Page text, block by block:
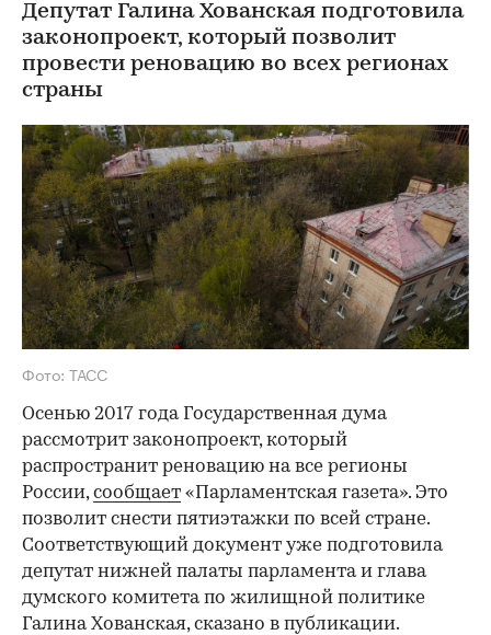
Депутат Галина Хованская подготовила
законопроект, который позволит
провести реновацию во всех регионах
страны
Фото: ТАСС
Осенью 2017 года Государственная дума
рассмотрит законопроект, который
распространит реновацию на все регионы
России,сообщает «Парламентская газета». Это
позволит снести пятиэтажки по всей стране.
Соответствующий документ уже подготовила
депутат нижней палаты парламента и глава
думского комитета по жилищной политике
Галина Хованская, сказано в публикации.